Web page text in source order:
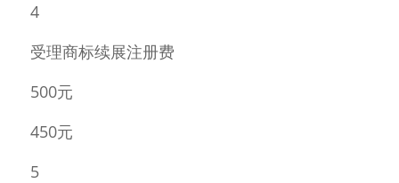
4
受理商标续展注册费
500元
450元
5